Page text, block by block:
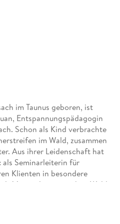
im Taunus geboren, ist
Entspannungspädagogin
Schon als Kind verbrachte
im Wald, zusammen
Aus ihrer Leidenschaft hat
als Seminarleiterin für
Klienten in besondere
Vermittlerin zwischen Wald